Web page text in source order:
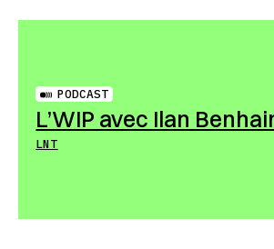
PODCAST
L’WIP avec Ilan
LNT